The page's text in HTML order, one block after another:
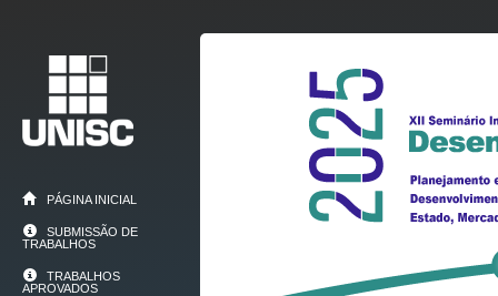
PÁGINA INICIAL
SUBMISSÃO DE
TRABALHOS
TRABALHOS
APROVADOS